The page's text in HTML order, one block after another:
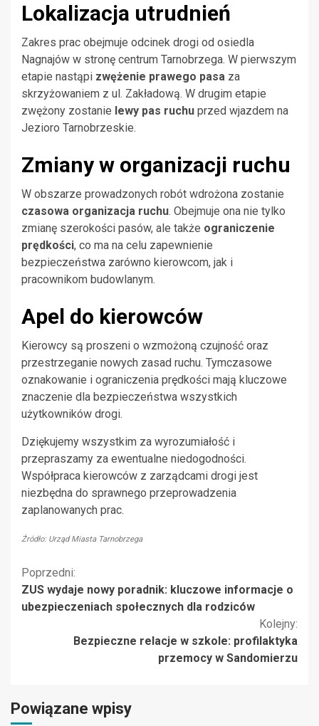
Lokalizacja utrudnień
Zakres prac obejmuje odcinek drogi od osiedla
Nagnajów w stronę centrum Tarnobrzega. W pierwszym
etapie nastąpi zwężenie prawego pasa za
skrzyżowaniem z ul. Zakładową. W drugim etapie
zwężony zostanie lewy pas ruchu przed wjazdem na
Jezioro Tarnobrzeskie.
Zmiany w organizacji ruchu
W obszarze prowadzonych robót wdrożona zostanie
czasowa organizacja ruchu. Obejmuje ona nie tylko
zmianę szerokości pasów, ale także ograniczenie
prędkości, co ma na celu zapewnienie
bezpieczeństwa zarówno kierowcom, jak i
pracownikom budowlanym.
Apel do kierowców
Kierowcy są proszeni o wzmożoną czujność oraz
przestrzeganie nowych zasad ruchu. Tymczasowe
oznakowanie i ograniczenia prędkości mają kluczowe
znaczenie dla bezpieczeństwa wszystkich
użytkowników drogi.
Dziękujemy wszystkim za wyrozumiałość i
przepraszamy za ewentualne niedogodności.
Współpraca kierowców z zarządcami drogi jest
niezbędna do sprawnego przeprowadzenia
zaplanowanych prac.
Źródło: Urząd Miasta Tarnobrzega
Kontynuuj
czytanie
Poprzedni:
ZUS wydaje nowy poradnik: kluczowe informacje o
ubezpieczeniach społecznych dla rodziców
Kolejny:
Bezpieczne relacje w szkole: profilaktyka
przemocy w Sandomierzu
Powiązane wpisy